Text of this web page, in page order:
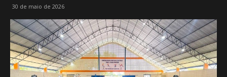
30 de maio de 2026